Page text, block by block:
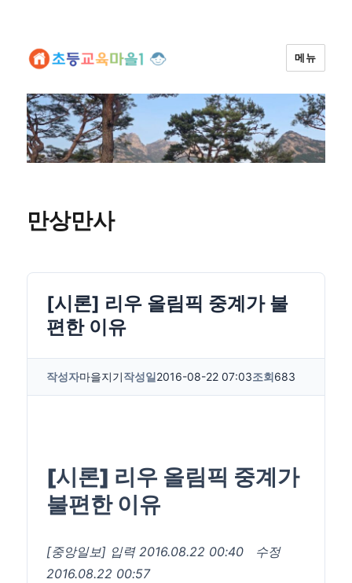
메뉴
만상만사
[시론] 리우 올림픽 중계가 불
편한 이유
작성자마을지기작성일2016-08-22 07:03조회683
[시론] 리우 올림픽 중계가
불편한 이유
[중앙일보] 입력 2016.08.22 00:40
수정
2016.08.22 00:57